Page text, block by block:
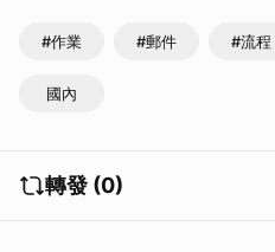
#作業 #郵件 #流程
國內
轉發 (0)